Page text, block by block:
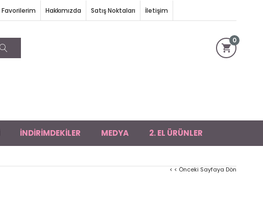
Hakkımızda Satış Noktaları İletişim
Favorilerim
0
İNDİRİMDEKİLER MEDYA 2. EL ÜRÜNLER
< < Önceki Sayfaya Dön